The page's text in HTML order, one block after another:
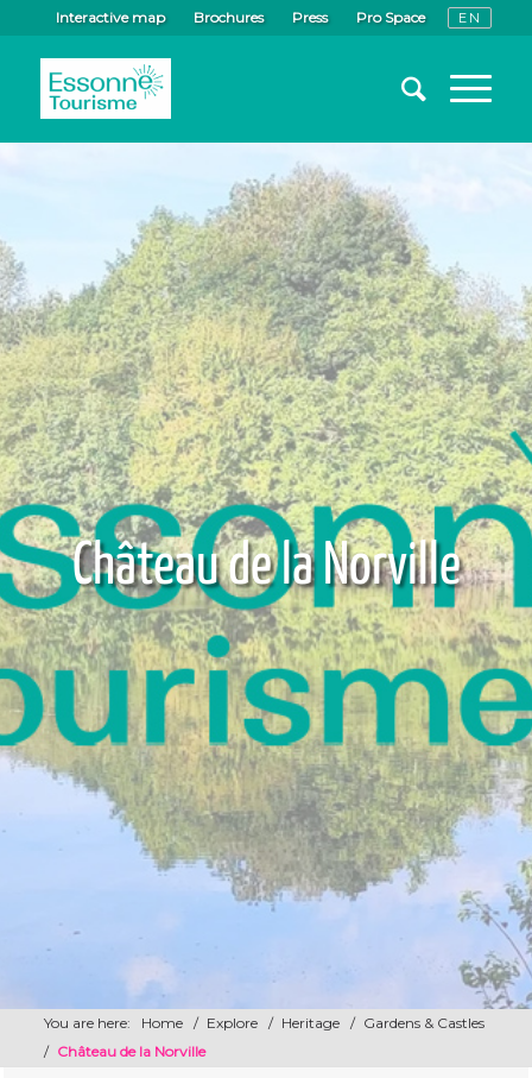
Interactive map Brochures Press Pro Space
Château de la Norville
You are here: Home / Explore / Heritage / Gardens & Castles
/ Château de la Norville